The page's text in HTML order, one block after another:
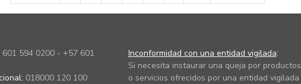
601 594 0200 - +57 601
018000 120 100
Inconformidad con una entidad vigilada:
Si necesita instaurar una queja por productos
o servicios ofrecidos por una entidad vigilada